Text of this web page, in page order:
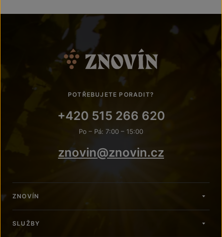
POTŘEBUJETE PORADIT?
+420 515 266 620
Po – Pá: 7:00 – 15:00
znovin@znovin.cz
ZNOVÍN
SLUŽBY